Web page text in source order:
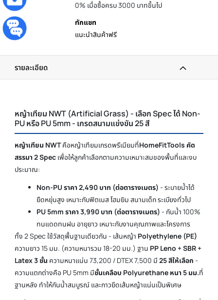
0% เมื่อซื้อครบ 3000 บาทขึ้นไป
ทักแชท
แนะนำสินค้าฟรี
รายละเอียด
หญ้าเทียม NWT (Artificial Grass) - เลือก Spec ได้ Non-
PU หรือ PU 5mm - เกรดสนามแข่งขัน 25 สี
หญ้าเทียม NWTคือหญ้าเทียมเกรดพรีเมียมที่HomeFitTools คัด
สรรมา 2 Spec เพื่อให้ลูกค้าเลือกตามความเหมาะสมของพื้นที่และงบ
ประมาณ:
Non-PU ราคา 2,490 บาท (ต่อตารางเมตร) - ระบายน้ำได้
ยืดหยุ่นสูง เหมาะกับฟิตเนส โฮมยิม สนามเด็ก ระเบียงทั่วไป
PU 5mm ราคา 3,990 บาท (ต่อตารางเมตร) - กันน้ำ 100%
ทนแดดทนฝน อายุยาว เหมาะกับงานคุณภาพและโครงการ
ทั้ง 2 Spec ใช้วัสดุพื้นฐานเดียวกัน - เส้นหญ้า Polyethylene (PE)
ความยาว 15 มม. (ความหนารวม 18-20 มม.) ฐาน PP Leno + SBR +
Latex 3 ชั้น ความหนาแน่น 73,200 / DTEX 7,500 มี 25 สีให้เลือก -
ความแตกต่างคือ PU 5mm มีชั้นเคลือบ Polyurethane หนา 5 มม.ที่
ฐานหลัง ทำให้กันน้ำสมบูรณ์ และกาวยึดเส้นหญ้าแน่นเป็นพิเศษ